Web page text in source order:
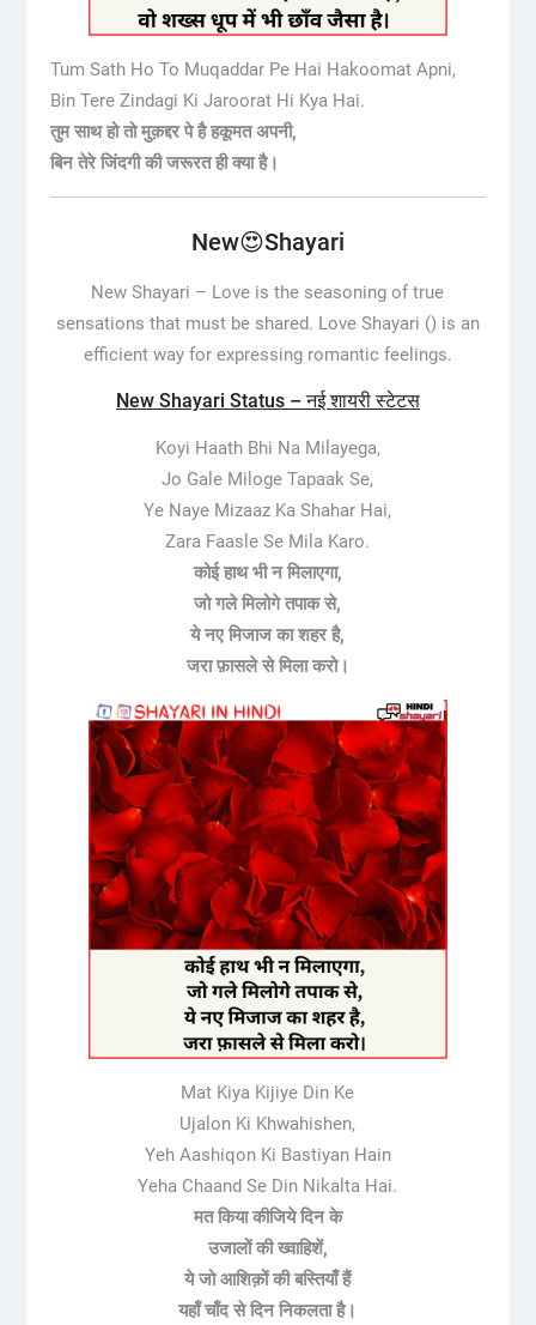
Tum Sath Ho To Muqaddar Pe Hai Hakoomat Apni,
Bin Tere Zindagi Ki Jaroorat Hi Kya Hai.
तुम साथ हो तो मुक़द्दर पे है हकूमत अपनी,
बिन तेरे जिंदगी की जरूरत ही क्या है।
New😍Shayari
New Shayari – Love is the seasoning of true
sensations that must be shared. Love Shayari () is an
efficient way for expressing romantic feelings.
New Shayari Status – नई शायरी स्टेटस
Koyi Haath Bhi Na Milayega,
Jo Gale Miloge Tapaak Se,
Ye Naye Mizaaz Ka Shahar Hai,
Zara Faasle Se Mila Karo.
कोई हाथ भी न मिलाएगा,
जो गले मिलोगे तपाक से,
ये नए मिजाज का शहर है,
जरा फ़ासले से मिला करो।
Mat Kiya Kijiye Din Ke
Ujalon Ki Khwahishen,
Yeh Aashiqon Ki Bastiyan Hain
Yeha Chaand Se Din Nikalta Hai.
मत किया कीजिये दिन के
उजालों की ख्वाहिशें,
ये जो आशिक़ों की बस्तियाँ हैं
यहाँ चाँद से दिन निकलता है।